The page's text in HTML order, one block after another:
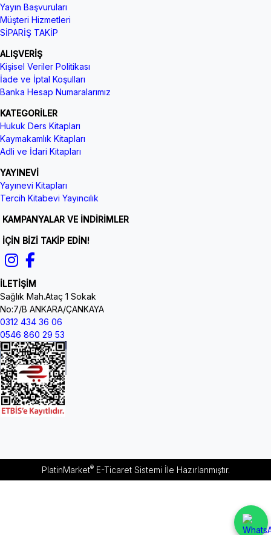
Yayın Başvuruları
Müşteri Hizmetleri
SİPARİŞ TAKİP
ALIŞVERİŞ
Kişisel Veriler Politikası
İade ve İptal Koşulları
Banka Hesap Numaralarımız
KATEGORİLER
Hukuk Ders Kitapları
Kaymakamlık Kitapları
Adli ve İdari Kitapları
YAYINEVİ
Yayınevi Kitapları
Tercih Kitabevi Yayıncılık
KAMPANYALAR VE İNDİRİMLER
İÇİN BİZİ TAKİP EDİN!
İLETİŞİM
Sağlık Mah.Ataç 1 Sokak
No:7/B ANKARA/ÇANKAYA
0312 434 36 06
0546 860 29 53
PlatinMarket®E-Ticaret Sistemiİle Hazırlanmıştır.